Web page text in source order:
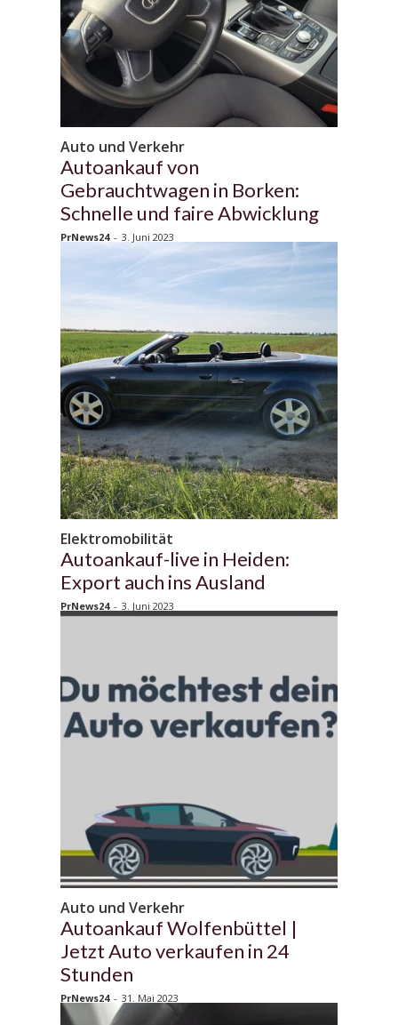
Auto und Verkehr
Autoankauf von
Gebrauchtwagen in Borken:
Schnelle und faire Abwicklung
PrNews24 - 3. Juni 2023
Elektromobilität
Autoankauf-live in Heiden:
Export auch ins Ausland
PrNews24 - 3. Juni 2023
Auto und Verkehr
Autoankauf Wolfenbüttel |
Jetzt Auto verkaufen in 24
Stunden
PrNews24 - 31. Mai 2023